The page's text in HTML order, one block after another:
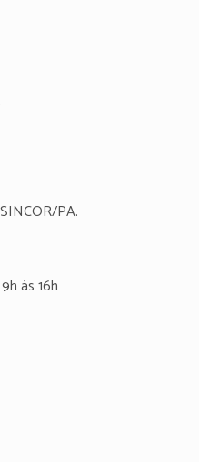
PA.
9h às 16h